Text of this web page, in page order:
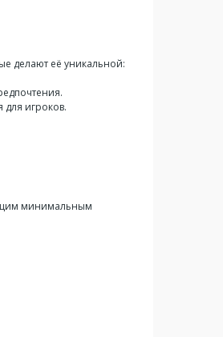
делают её уникальной:
для игроков.
минимальным